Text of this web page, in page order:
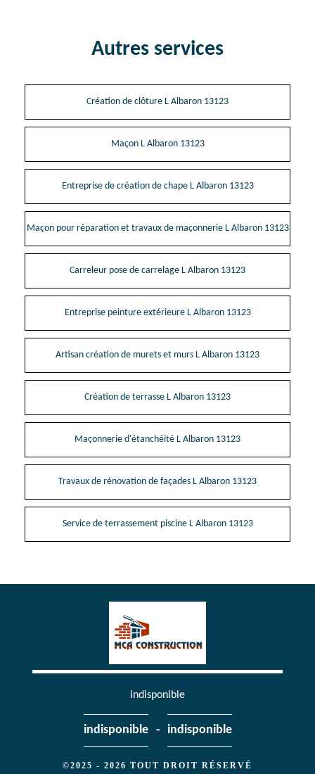
Autres services
Création de clôture L Albaron 13123
Maçon L Albaron 13123
Entreprise de création de chape L Albaron 13123
Maçon pour réparation et travaux de maçonnerie L Albaron 13123
Carreleur pose de carrelage L Albaron 13123
Entreprise peinture extérieure L Albaron 13123
Artisan création de murets et murs L Albaron 13123
Création de terrasse L Albaron 13123
Maçonnerie d'étanchéité L Albaron 13123
Travaux de rénovation de façades L Albaron 13123
Service de terrassement piscine L Albaron 13123
indisponible
indisponible - indisponible
©2025 - 2026 TOUT DROIT RÉSERVÉ